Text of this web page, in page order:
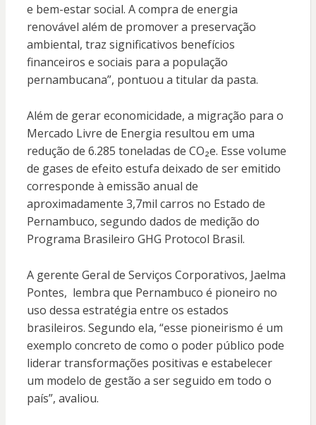
e bem-estar social. A compra de energia
renovável além de promover a preservação
ambiental, traz significativos benefícios
financeiros e sociais para a população
pernambucana”, pontuou a titular da pasta.
Além de gerar economicidade, a migração para o
Mercado Livre de Energia resultou em uma
redução de 6.285 toneladas de CO₂e. Esse volume
de gases de efeito estufa deixado de ser emitido
corresponde à emissão anual de
aproximadamente 3,7mil carros no Estado de
Pernambuco, segundo dados de medição do
Programa Brasileiro GHG Protocol Brasil.
A gerente Geral de Serviços Corporativos, Jaelma
Pontes, lembra que Pernambuco é pioneiro no
uso dessa estratégia entre os estados
brasileiros. Segundo ela, “esse pioneirismo é um
exemplo concreto de como o poder público pode
liderar transformações positivas e estabelecer
um modelo de gestão a ser seguido em todo o
país”, avaliou.